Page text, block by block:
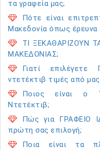
τα γραφεία μας;
Πότε είναι
Μακεδονία όπως
ΤΙ ΞΕΚΑΘΑΡΙΖΟΥΝ
ΜΑΚΕΔΟΝΙΑΣ;
Γιατί επιλέγετε
ντετέκτιβ τιμές από
Ποιος είναι ο
Ντετέκτιβ;
Πώς για ΓΡΑΦΕΙΟ
πρώτη σας επιλογή;
Ποια είναι τα